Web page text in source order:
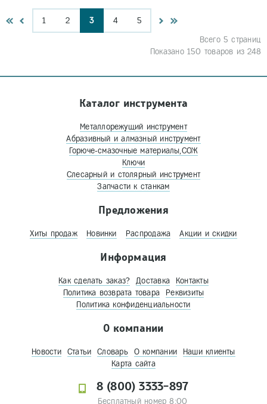
1 2 3 4 5
Всего 5 страниц
Показано 150 товаров из 248
Каталог инструмента
Металлорежущий инструмент
Абразивный и алмазный инструмент
Горюче-смазочные материалы,СОЖ
Ключи
Слесарный и столярный инструмент
Запчасти к станкам
Предложения
Хиты продаж Новинки Распродажа Акции и скидки
Информация
Как сделать заказ? Доставка
Контакты
Политика возврата товара
Реквизиты
Политика конфиденциальности
О компании
Новости Статьи Словарь О компании
Наши клиенты
Карта сайта
8 (800) 3333-897
Бесплатный номер 8:00